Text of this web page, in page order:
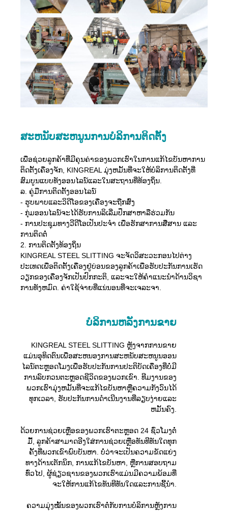
ສະຫນັບສະຫນູນການບໍລິການຕິດຕັ້ງ
ເພື່ອຊ່ວຍລູກຄ້າທີ່ມີຄຸນຄ່າຂອງພວກເຮົາໃນການແກ້ໄຂບັນຫາການ
ຕິດຕັ້ງເຄື່ອງຈັກ, KINGREAL ມຸ່ງຫມັ້ນທີ່ຈະໃຫ້ບໍລິການຕິດຕັ້ງທີ່
ສົມບູນແບບທັງອອນໄລນ໌ແລະໃນສະຖານທີ່ທ້ອງຖິ່ນ.
ລ. ຄູ່ມືການຕິດຕັ້ງອອນໄລນ໌
- ຮູບພາບແລະວິດີໂອຂອງເຄື່ອງຈະຖືກສົ່ງ
- ກຸ່ມອອນໄລນ໌ຈະໄດ້ຮັບການລິເລີ່ມປຶກສາຫາລືຮ່ວມກັນ
- ການປະຊຸມທາງວີດີໂອເປັນປະຈຳ ເພື່ອຮັກສາການສື່ສານ ແລະ
ການຕິດຕໍ່
2. ການຕິດຕັ້ງທ້ອງຖິ່ນ
KINGREAL STEEL SLITTING ຈະຈັດວິສະວະກອນໄປຕ່າງ
ປະເທດເພື່ອຕິດຕັ້ງເຄື່ອງຢູ່ບ່ອນຂອງລູກຄ້າເພື່ອຮັບປະກັນການເຮັດ
ວຽກຂອງເຄື່ອງຈັກເປັນປົກກະຕິ, ແລະຈະໃຫ້ຄໍາແນະນໍາດ້ານວິຊາ
ການທັງຫມົດ. ຄ່າໃຊ້ຈ່າຍທີ່ແນ່ນອນທີ່ຈະເຈລະຈາ.
ບໍ​ລິ​ການ​ຫລັງ​ການ​ຂາຍ
KINGREAL STEEL SLITTING ຫຼັງຈາກການຂາຍ
ແມ່ນອຸທິດຕົນເພື່ອສະຫນອງການສະຫນັບສະຫນູນອອນ
ໄລນ໌ຕະຫຼອດໂມງເພື່ອຮັບປະກັນການປະຕິບັດເຄື່ອງທີ່ບໍ່ມີ
ການລົບກວນຕະຫຼອດຊີວິດຂອງພວກເຂົາ. ທີມງານຂອງ
ພວກເຮົາມຸ່ງຫມັ້ນທີ່ຈະແກ້ໄຂບັນຫາຫຼືຄວາມກັງວົນໄດ້
ທຸກເວລາ, ຮັບປະກັນການດໍາເນີນງານທີ່ລຽບງ່າຍແລະ
ຫມັ້ນຄົງ.
ດ້ວຍການຊ່ວຍເຫຼືອຂອງພວກເຮົາຕະຫຼອດ 24 ຊົ່ວໂມງຕໍ່
ມື້, ລູກຄ້າສາມາດອີງໃສ່ການຊ່ວຍເຫຼືອທັນທີທັນໃດທຸກ
ຄັ້ງທີ່ພວກເຂົາພົບບັນຫາ. ບໍ່​ວ່າ​ຈະ​ເປັນ​ຄວາມ​ຂັດ​ແຍ່ງ​
ທາງ​ດ້ານ​ເຕັກ​ນິກ, ການ​ແກ້​ໄຂ​ບັນ​ຫາ, ຫຼື​ການ​ສອບ​ຖາມ​
ທົ່ວ​ໄປ, ຜູ້​ຊ່ຽວ​ຊານ​ຂອງ​ພວກ​ເຮົາ​ແມ່ນ​ມີ​ຄວາມ​ພ້ອມ​ທີ່​
ຈະ​ໃຫ້​ການ​ແກ້​ໄຂ​ທັນ​ທີ​ທັນ​ໃດ​ແລະ​ການ​ຊີ້​ນໍາ.
ຄວາມມຸ່ງໝັ້ນຂອງພວກເຮົາຕໍ່ກັບການບໍລິການຫຼັງການ